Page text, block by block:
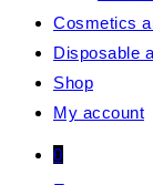
Cosmetics
Disposable
Shop
My account
0